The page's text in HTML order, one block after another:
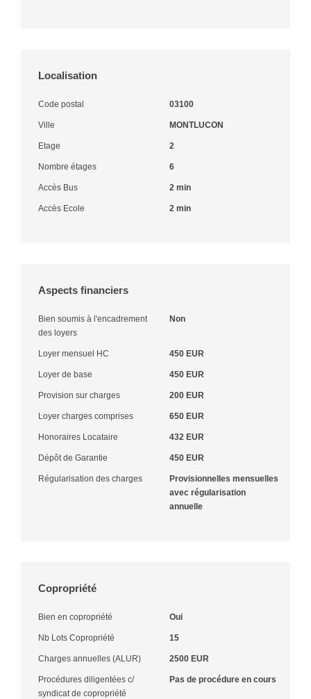
Localisation
Code postal 03100
Ville MONTLUCON
Etage 2
Nombre étages 6
Accès Bus 2 min
Accès Ecole 2 min
Aspects financiers
Bien soumis à l'encadrement
des loyers
Non
Loyer mensuel HC 450 EUR
Loyer de base 450 EUR
Provision sur charges 200 EUR
Loyer charges comprises 650 EUR
Honoraires Locataire 432 EUR
Dépôt de Garantie 450 EUR
Régularisation des charges
Provisionnelles mensuelles
avec régularisation
annuelle
Copropriété
Bien en copropriété Oui
Nb Lots Copropriété 15
Charges annuelles (ALUR) 2500 EUR
Procédures diligentées c/
syndicat de copropriété
Pas de procédure en cours